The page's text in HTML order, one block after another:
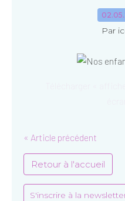
Par
« Article précédent
Retour à l'accueil
S'inscrire à la